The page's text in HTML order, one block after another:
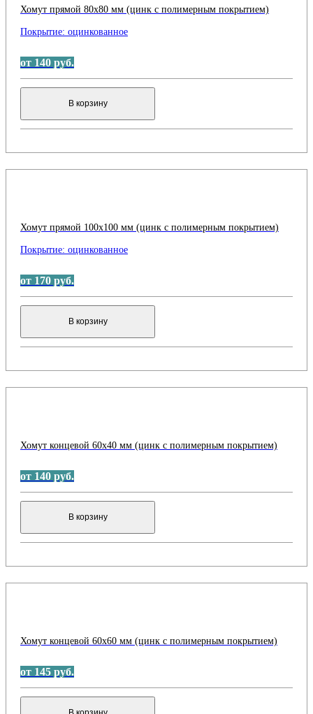
Хомут прямой 80x80 мм (цинк с полимерным покрытием)
Покрытие: оцинкованное
от 140 руб.
В корзину
Хомут прямой 100x100 мм (цинк с полимерным покрытием)
Покрытие: оцинкованное
от 170 руб.
В корзину
Хомут концевой 60х40 мм (цинк с полимерным покрытием)
от 140 руб.
В корзину
Хомут концевой 60х60 мм (цинк с полимерным покрытием)
от 145 руб.